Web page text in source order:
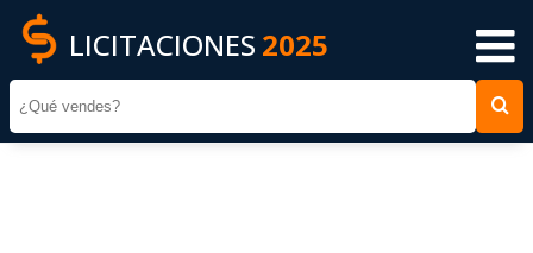
LICITACIONES 2025